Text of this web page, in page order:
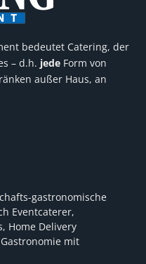
bedeutet Catering, der
– d.h. jede Form von
außer Haus, an
gastronomische
Eventcaterer,
Home Delivery
mit